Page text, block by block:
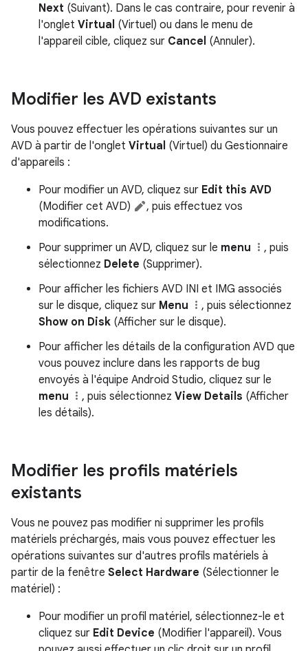
Next (Suivant). Dans le cas contraire, pour revenir à
l'onglet Virtual (Virtuel) ou dans le menu de
l'appareil cible, cliquez sur Cancel (Annuler).
Modifier les AVD existants
Vous pouvez effectuer les opérations suivantes sur un
AVD à partir de l'onglet Virtual (Virtuel) du Gestionnaire
d'appareils :
Pour modifier un AVD, cliquez sur Edit this AVD
(Modifier cet AVD)
, puis effectuez vos
modifications.
Pour supprimer un AVD, cliquez sur le menu
, puis
sélectionnez Delete (Supprimer).
Pour afficher les fichiers AVD INI et IMG associés
sur le disque, cliquez sur Menu
, puis sélectionnez
Show on Disk (Afficher sur le disque).
Pour afficher les détails de la configuration AVD que
vous pouvez inclure dans les rapports de bug
envoyés à l'équipe Android Studio, cliquez sur le
menu
, puis sélectionnezView Details (Afficher
les détails).
Modifier les profils matériels
existants
Vous ne pouvez pas modifier ni supprimer les profils
matériels préchargés, mais vous pouvez effectuer les
opérations suivantes sur d'autres profils matériels à
partir de la fenêtre Select Hardware (Sélectionner le
matériel) :
Pour modifier un profil matériel, sélectionnez-le et
cliquez sur Edit Device (Modifier l'appareil). Vous